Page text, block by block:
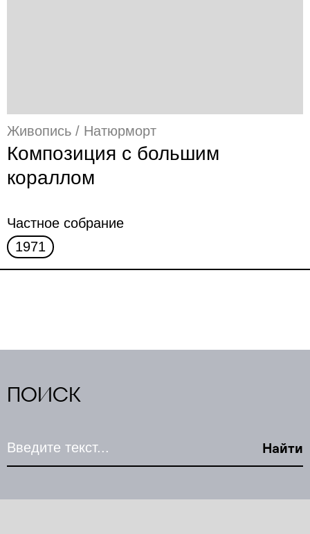
Живопись / Натюрморт
Композиция с большим
кораллом
Частное собрание
1971
ПОИСК